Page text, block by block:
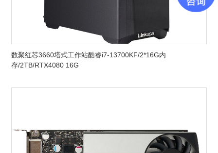
数聚红芯3660塔式工作站酷睿i7-13700KF/2*16G内
存/2TB/RTX4080 16G